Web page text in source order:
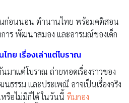
ก่อนนอน ตำนานไทย พร้อมคติสอน
การ พัฒนาสมอง และอารมณ์ของเด็ก
ทย เรื่องเล่าแต่โบราณ
มาแต่โบราณ ถ่ายทอดเรื่องราวของ
ธรรม และประเพณี อาจเป็นเรื่องจริง
รือไม่มีก็ได้ ในวันนี้ ทีมกอง